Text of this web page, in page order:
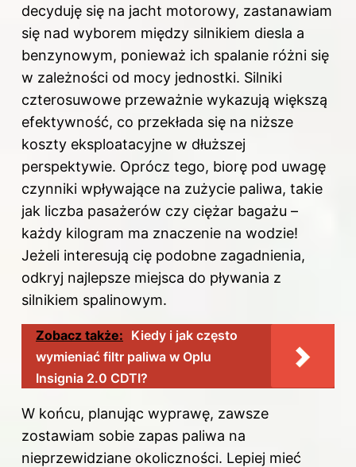
decyduję się na jacht motorowy, zastanawiam
się nad wyborem między silnikiem diesla a
benzynowym, ponieważ ich spalanie różni się
w zależności od mocy jednostki. Silniki
czterosuwowe przeważnie wykazują większą
efektywność, co przekłada się na niższe
koszty eksploatacyjne w dłuższej
perspektywie. Oprócz tego, biorę pod uwagę
czynniki wpływające na zużycie paliwa, takie
jak liczba pasażerów czy ciężar bagażu –
każdy kilogram ma znaczenie na wodzie!
Jeżeli interesują cię podobne zagadnienia,
odkryj najlepsze miejsca do pływania z
silnikiem spalinowym.
Zobacz także: Kiedy i jak często
wymieniać filtr paliwa w Oplu
Insignia 2.0 CDTI?
W końcu, planując wyprawę, zawsze
zostawiam sobie zapas paliwa na
nieprzewidziane okoliczności. Lepiej mieć